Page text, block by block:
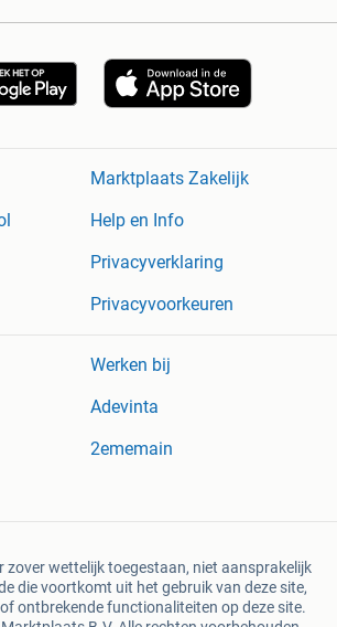
Marktplaats Zakelijk
Help en Info
Privacyverklaring
Privacyvoorkeuren
Werken bij
Adevinta
2ememain
zover wettelijk toegestaan, niet aansprakelijk
die voortkomt uit het gebruik van deze site,
ontbrekende functionaliteiten op deze site.